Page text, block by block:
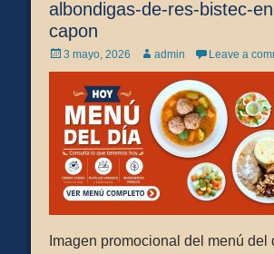
albondigas-de-res-bistec-
capon
Posted
on
3 mayo, 2026 Author
admin Leave a
Imagen promocional del menú del